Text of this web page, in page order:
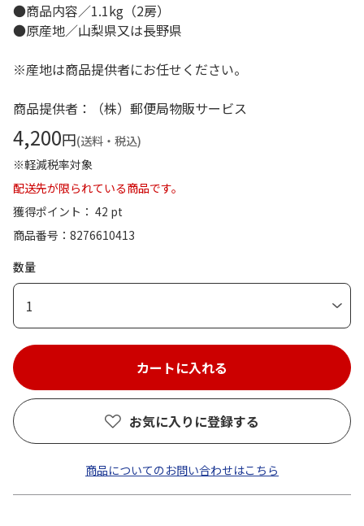
●商品内容／1.1kg（2房）
●原産地／山梨県又は長野県
※産地は商品提供者にお任せください。
商品提供者：（株）郵便局物販サービス
4,200円(送料・税込)
※軽減税率対象
配送先が限られている商品です。
獲得ポイント： 42 pt
商品番号
8276610413
数量
1
お気に入りに登録する
商品についてのお問い合わせはこちら